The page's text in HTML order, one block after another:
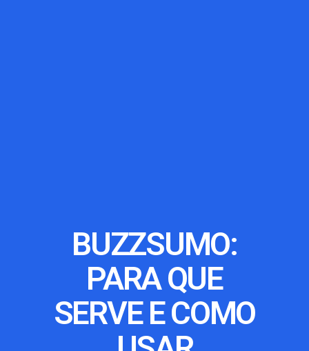
BUZZSUMO:
PARA QUE
SERVE E COMO